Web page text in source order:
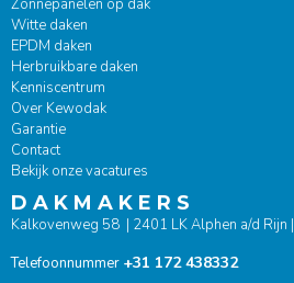
Zonnepanelen op dak
Witte daken
EPDM daken
Herbruikbare daken
Kenniscentrum
Over Kewodak
Garantie
Contact
Bekijk onze vacatures
D A K M A K E R S
Kalkovenweg 58 | 2401 LK Alphen a/d Rijn |
Telefoonnummer +31 172 438332